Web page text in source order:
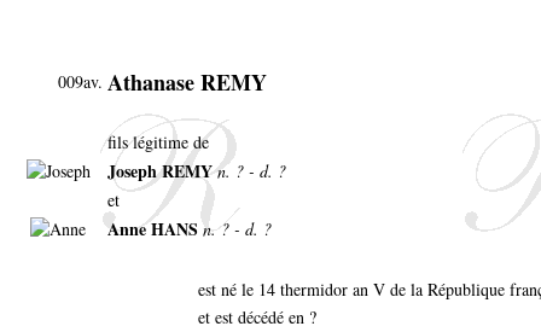
009av. Athanase REMY
fils légitime de
Joseph REMYn. ? - d. ?
et
Anne HANS n. ? - d. ?
est né le 14 thermidor an V de la République
et est décédé en ?